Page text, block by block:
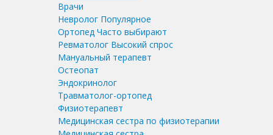
Врачи
Невролог Популярное
Ортопед Часто выбирают
Ревматолог Высокий спрос
Мануальный терапевт
Остеопат
Эндокринолог
Травматолог-ортопед
Физиотерапевт
Медицинская сестра по физиотерапии